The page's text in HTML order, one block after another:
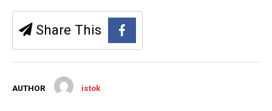
Share This
AUTHOR istok